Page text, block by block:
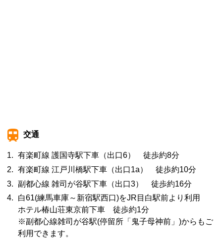
交通
有楽町線 護国寺駅下車（出口6） 徒歩約8分
有楽町線 江戸川橋駅下車（出口1a） 徒歩約10分
副都心線 雑司が谷駅下車（出口3） 徒歩約16分
白61(練馬車庫～新宿駅西口)をJR目白駅前より利用
ホテル椿山荘東京前下車 徒歩約1分
※副都心線雑司が谷駅(停留所「鬼子母神前」)からもご
利用できます。